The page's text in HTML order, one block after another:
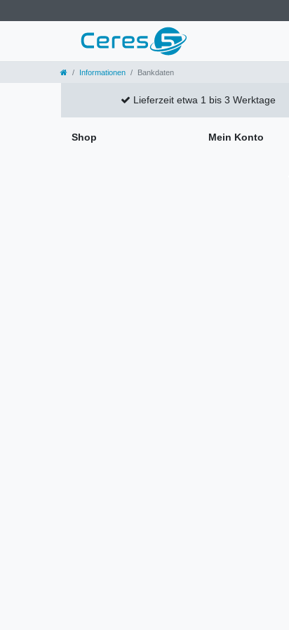
Informationen Bankdaten
Lieferzeit etwa 1 bis 3 Werktage
Shop Mein Konto